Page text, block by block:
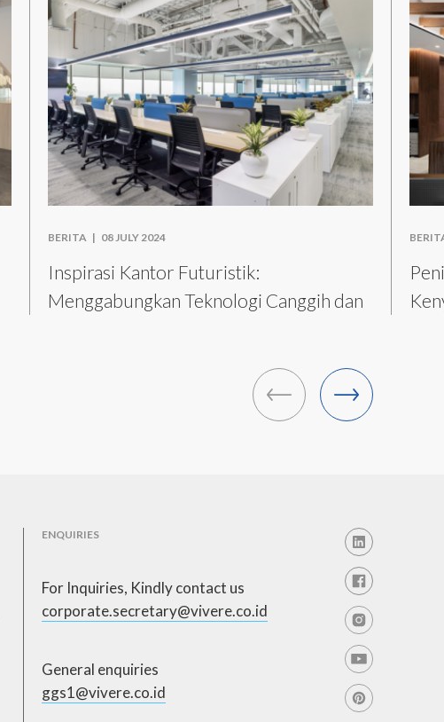
BERITA | 08 JULY 2024
Inspirasi Kantor Futuristik:
Menggabungkan Teknologi Canggih dan
ENQUIRIES
For Inquiries, Kindly contact us
corporate.secretary@vivere.co.id
General enquiries
ggs1@vivere.co.id